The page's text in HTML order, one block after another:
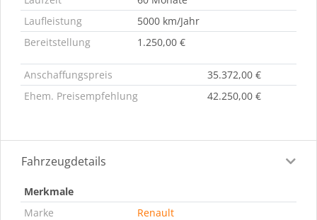
Laufleistung
5000 km/Jahr
Bereitstellung
1.250,00 €
Anschaffungspreis
35.372,00 €
Ehem. Preisempfehlung
42.250,00 €
Fahrzeugdetails
Merkmale
Marke
Renault